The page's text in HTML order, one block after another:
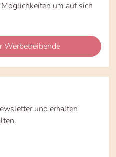
um auf sich
Werbetreibende
und erhalten